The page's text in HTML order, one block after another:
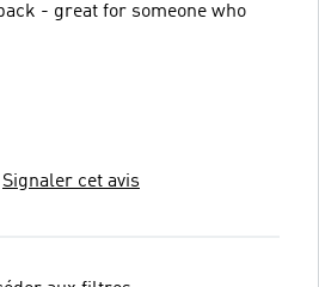
- great for someone who
Signaler cet avis